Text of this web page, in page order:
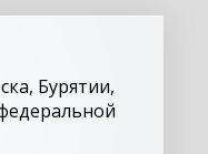
Бурятии,